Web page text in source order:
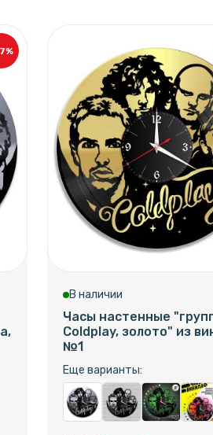
В наличии
Часы настенные
Coldplay, золото" из
№1
Еще варианты: